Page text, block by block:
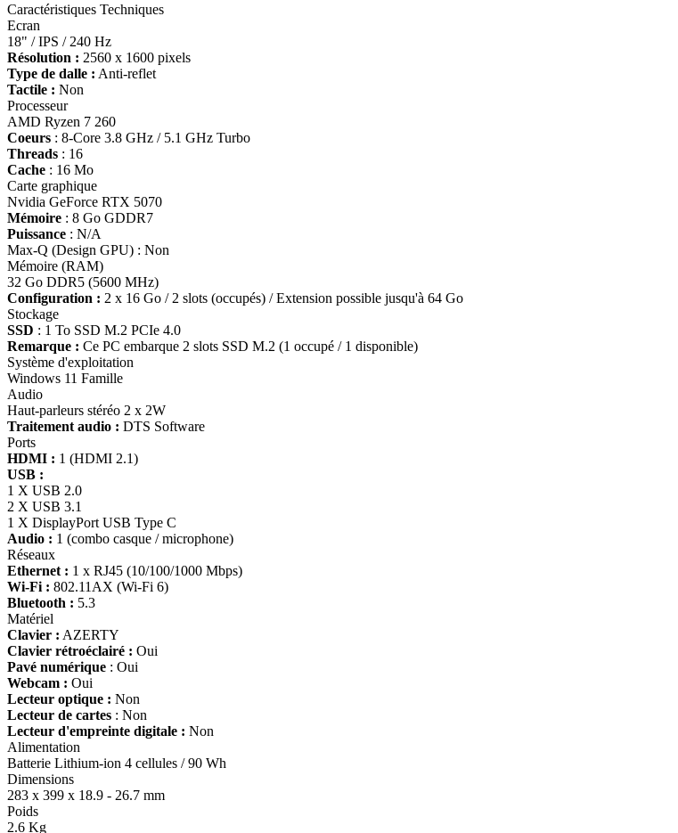
Caractéristiques Techniques
Ecran
18" / IPS / 240 Hz
Résolution : 2560 x 1600 pixels
Type de dalle : Anti-reflet
Tactile : Non
Processeur
AMD Ryzen 7 260
Coeurs : 8-Core 3.8 GHz / 5.1 GHz Turbo
Threads : 16
Cache : 16 Mo
Carte graphique
Nvidia GeForce RTX 5070
Mémoire : 8 Go GDDR7
Puissance : N/A
Max-Q (Design GPU) : Non
Mémoire (RAM)
32 Go DDR5 (5600 MHz)
Configuration : 2 x 16 Go / 2 slots (occupés) / Extension possible jusqu'à 64 Go
Stockage
SSD : 1 To SSD M.2 PCIe 4.0
Remarque : Ce PC embarque 2 slots SSD M.2 (1 occupé / 1 disponible)
Système d'exploitation
Windows 11 Famille
Audio
Haut-parleurs stéréo 2 x 2W
Traitement audio : DTS Software
Ports
HDMI : 1 (HDMI 2.1)
USB :
1 X USB 2.0
2 X USB 3.1
1 X DisplayPort USB Type C
Audio : 1 (combo casque / microphone)
Réseaux
Ethernet : 1 x RJ45 (10/100/1000 Mbps)
Wi-Fi : 802.11AX (Wi-Fi 6)
Bluetooth : 5.3
Matériel
Clavier : AZERTY
Clavier rétroéclairé : Oui
Pavé numérique : Oui
Webcam : Oui
Lecteur optique : Non
Lecteur de cartes : Non
Lecteur d'empreinte digitale : Non
Alimentation
Batterie Lithium-ion 4 cellules / 90 Wh
Dimensions
283 x 399 x 18.9 - 26.7 mm
Poids
2.6 Kg